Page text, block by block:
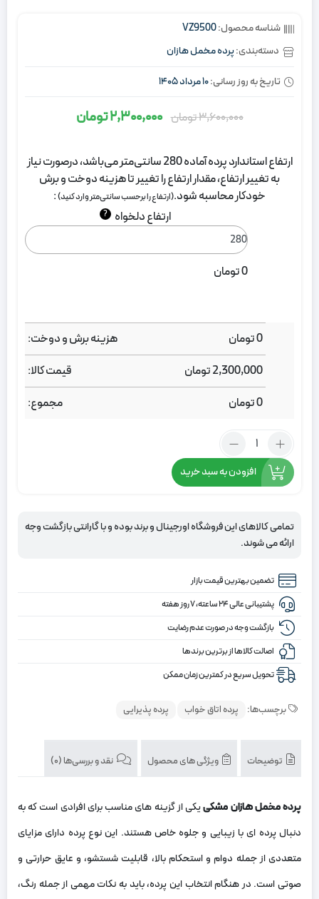
شناسه محصول:VZ9500
دسته‌بندی:پرده مخمل هازان
تاریخ به روز رسانی:10 مرداد 1405
3,600,000تومان قیمت
3,600,000
تومان
بود.
2,300,000تومان
قیمت
2,300,000
تومان.
ارتفاع استاندارد پرده آماده 280 سانتی‌متر می‌باشد، درصورت نیاز
به تغییر ارتفاع، مقدار ارتفاع را تغییر تا هزینه دوخت و برش
خودکار محاسبه شود.(ارتفاع را برحسب سانتی‌متر وارد کنید):
ارتفاع دلخواه
?
0تومان
هزینه برش و دوخت: 0تومان
قیمت کالا:
2,300,000تومان
مجموع:
0تومان
تعداد:
پرده
مخمل
هازان
افزودن به سبد خرید
تمامی کالاهای این فروشگاه اورجینال و برند بوده و با گارانتی بازگشت وجه
ارائه می شوند.
تضمین بهترین قیمت بازار
پشتیبانی عالی ۲۴ ساعته، ۷ روز هفته
بازگشت وجه در صورت عدم رضایت
اصالت کالاها از برترین برندها
تحویل سریع در کمترین زمان ممکن
برچسب‌ها: پرده اتاق خواب پرده پذیرایی
توضیحات ویژگی های محصول نقد و بررسی‌ها (0)
پرده مخمل هازان مشکییکی از گزینه‌ های مناسب برای افرادی است که به
دنبال پرده‌ ای با زیبایی و جلوه خاص هستند. این نوع پرده دارای مزایای
متعددی از جمله دوام و استحکام بالا، قابلیت شستشو، و عایق حرارتی و
صوتی است. در هنگام انتخاب این پرده، باید به نکات مهمی از جمله رنگ،